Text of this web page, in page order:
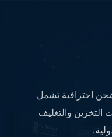
احترافية تشمل
والتغليف